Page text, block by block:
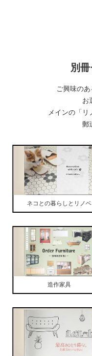
別
ご興味の
お
メインの「リ
郵
ネコとの暮らしとリノベ
造作家具